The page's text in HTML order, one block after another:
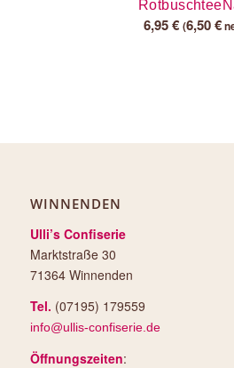
6,95€ (6,50€
WINNENDEN
Ulli’s Confiserie
Marktstraße 30
71364 Winnenden
Tel. (07195) 179559
info@ullis-confiserie.de
Öffnungszeiten: